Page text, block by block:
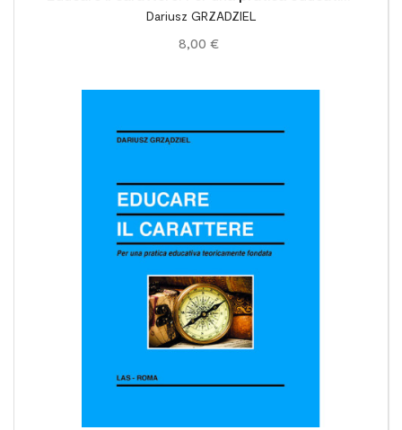
teoricamente fondata
Dariusz GRZADZIEL
8,00 €